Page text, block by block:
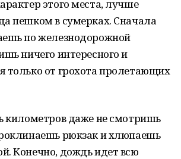
этого места, лучше
пешком в сумерках. Сначала
по железнодорожной
ничего интересного и
только от грохота пролетающих
километров даже не смотришь
рюкзак и хлюпаешь
Конечно, дождь идет всю